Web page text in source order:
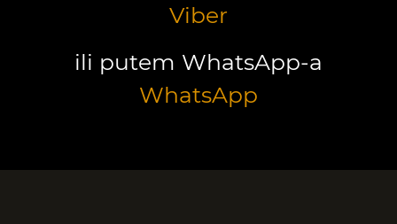
Viber
ili putem WhatsApp-a
WhatsApp